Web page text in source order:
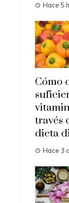
Hace 5
Cómo
través
dieta
Hace 3